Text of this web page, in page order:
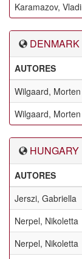
Karamazov,
DENMARK
AUTORES
Wilgaard, Morten
Wilgaard, Morten
HUNGARY
AUTORES
Jerszi, Gabriella
Nerpel, Nikoletta
Nerpel, Nikoletta